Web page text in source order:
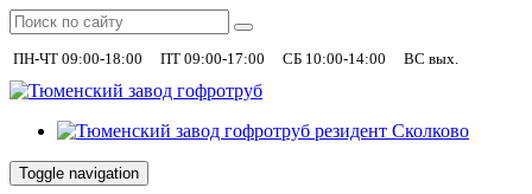
ПН-ЧТ 09:00-18:00 ПТ 09:00-17:00 СБ 10:00-14:00 ВС вых.
Toggle navigation